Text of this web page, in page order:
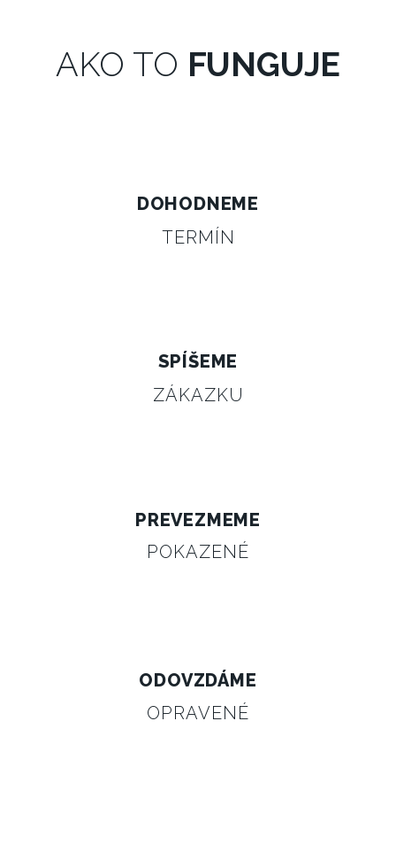
AKO TO FUNGUJE
DOHODNEME
TERMÍN
SPÍŠEME
ZÁKAZKU
PREVEZMEME
POKAZENÉ
ODOVZDÁME
OPRAVENÉ